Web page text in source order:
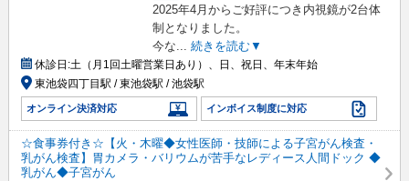
2025年4月からご好評につき内視鏡が2台体
制となりました。
今な... 続きを読む▼
休診日:土（月1回土曜営業日あり）、日、祝日、年末年始
東池袋四丁目駅 / 東池袋駅 / 池袋駅
オンライン決済対応 インボイス制度に対応
☆食事券付き☆【火・木曜◆女性医師・技師による子宮がん検査・
乳がん検査】胃カメラ・バリウムが苦手なレディース人間ドック ◆
乳がん◆子宮がん